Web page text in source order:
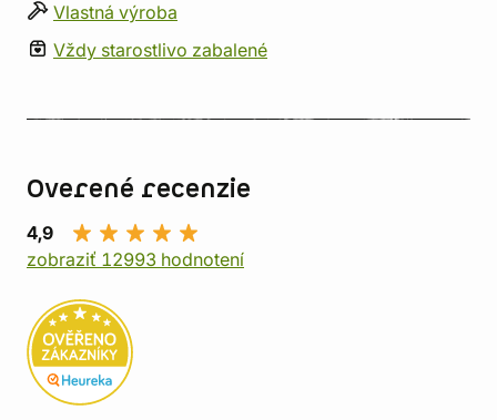
Vlastná výroba
Vždy starostlivo zabalené
Overené recenzie
4,9
zobraziť 12993 hodnotení